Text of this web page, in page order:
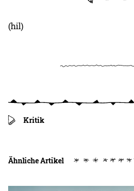
(hil)
Kritik
Ähnliche Artikel